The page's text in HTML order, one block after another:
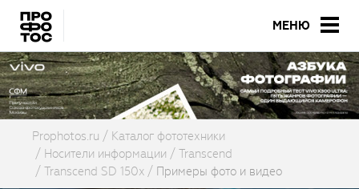
МЕНЮ
Prophotos.ru
Каталог фототехники
Носители информации
Transcend
Transcend SD 150x
Примеры фото и видео